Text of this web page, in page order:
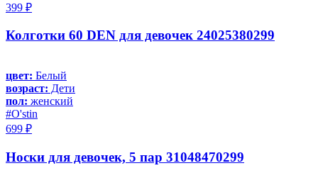
399 ₽
Колготки 60 DEN для девочек 24025380299
цвет: Белый
возраст: Дети
пол: женский
#O'stin
699 ₽
Носки для девочек, 5 пар 31048470299